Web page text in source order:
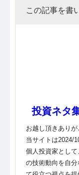
この記事を書
投資ネタ
お越し頂きありが
当サイトは2024/
個人投資家とし
の技術動向を自